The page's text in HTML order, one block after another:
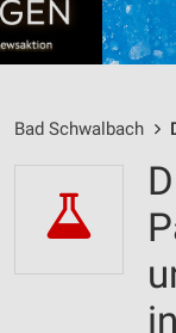
Bad Schwalbach